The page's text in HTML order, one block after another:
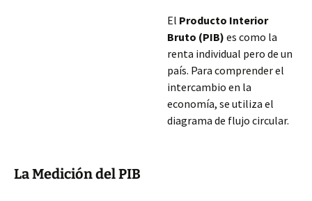
El Producto Interior
Bruto (PIB) es como la
renta individual pero de un
país. Para comprender el
intercambio en la
economía, se utiliza el
diagrama de flujo circular.
La Medición del PIB